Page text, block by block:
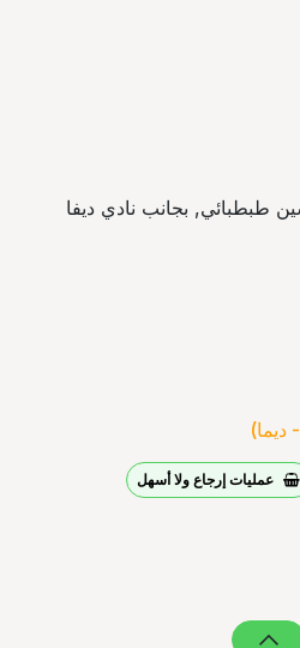
طبطبائي, بجانب نادي ديفا
عمليات إرجاع ولا أسهل